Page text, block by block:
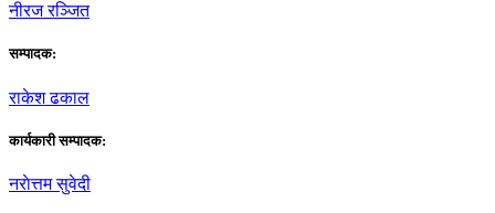
नीरज रञ्जित
सम्पादक:
राकेश ढकाल
कार्यकारी सम्पादक:
नराेत्तम सुवेदी